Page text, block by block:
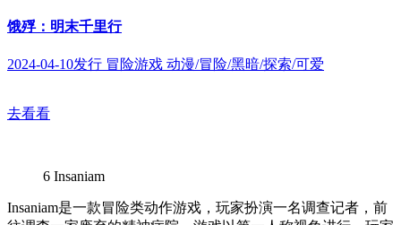
饿殍：明末千里行
2024-04-10发行 冒险游戏 动漫/冒险/黑暗/探索/可爱
去看看
6 Insaniam
Insaniam是一款冒险类动作游戏，玩家扮演一名调查记者，前